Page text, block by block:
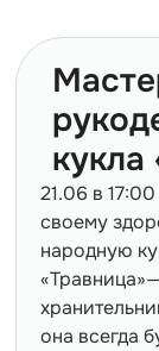
кукла
21.06 в
своему
народную
она всегда